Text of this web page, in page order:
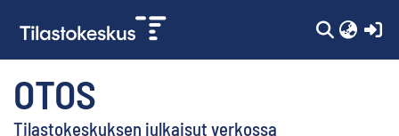
OTOS
Tilastokeskuksen julkaisut verkossa